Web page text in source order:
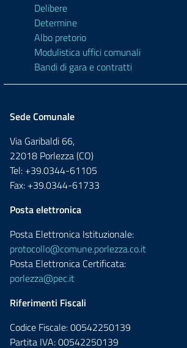
Delibere
Determine
Albo pretorio
Modulistica uffici comunali
Bandi di gara e contratti
Sede Comunale
Via Garibaldi 66,
22018 Porlezza (CO)
Tel: +39.0344-61105
Fax: +39.0344-61733
Posta elettronica
Posta Elettronica Istituzionale:
protocollo@comune.porlezza.co.it
Posta Elettronica Certificata:
porlezza@pec.it
Riferimenti Fiscali
Codice Fiscale: 00542250139
Partita IVA: 00542250139